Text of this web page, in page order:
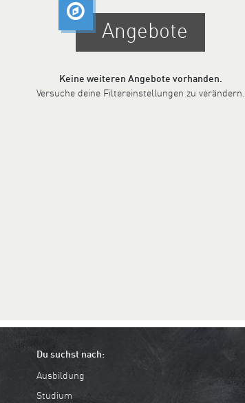
Angebote
Keine weiteren Angebote vorhanden.
Versuche deine Filtereinstellungen zu verändern.
Du suchst nach:
Ausbildung
Studium